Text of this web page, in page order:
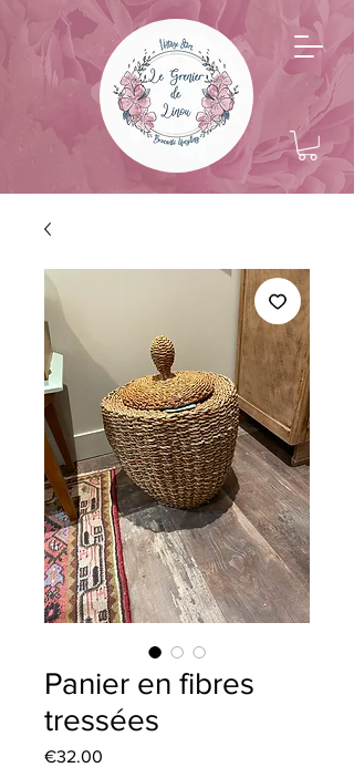
Panier en fibres
tressées
€32.00